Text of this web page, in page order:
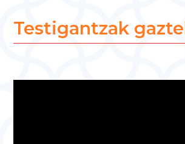
Testigantzak